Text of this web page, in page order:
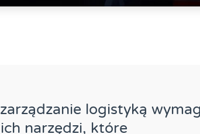
logistyką
narzędzi, które